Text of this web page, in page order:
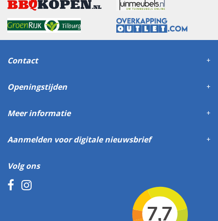
Contact
Volg ons
Openingstijden
Meer informatie
Aanmelden voor digitale nieuwsbrief